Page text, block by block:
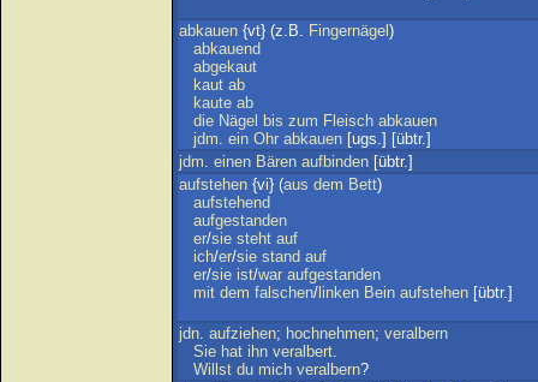
abkauen {vt} (z.B. Fingernägel )
abkauend
abgekaut
kaut ab
kaute ab
die Nägel bis zum Fleisch abkauen
jdm. ein Ohr abkauen [ugs.] [übtr.]
jdm. einen Bären aufbinden [übtr.]
aufstehen {vi} (aus dem Bett)
aufstehend
aufgestanden
er/sie steht auf
ich/er/sie stand auf
er/sie ist/war aufgestanden
mit dem falschen/ linken Bein aufstehen [übtr.]
jdn. aufziehen; hochnehmen; veralbern
Sie hat ihn veralbert.
Willst du mich veralbern?